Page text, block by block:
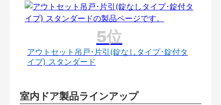
アウトセット吊戸･片引(錠なしタイプ･錠付タ
イプ) スタンダード
室内ドア製品ラインアップ